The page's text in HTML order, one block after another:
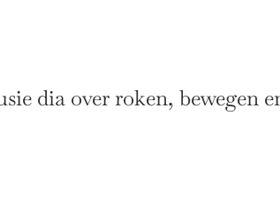
dia over roken, bewegen